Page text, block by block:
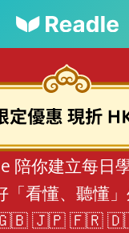
陪你建立每日
「看懂、聽懂
🇯🇵 🇫🇷